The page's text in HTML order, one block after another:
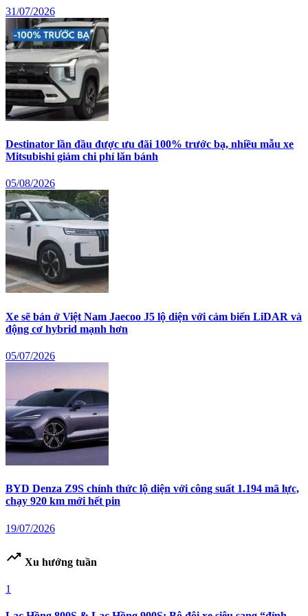
31/07/2026
Destinator lần đầu được ưu đãi 100% trước bạ, nhiều mẫu xe
Mitsubishi giảm chi phí lăn bánh
05/08/2026
Xe sẽ bán ở Việt Nam Jaecoo J5 lộ diện với cảm biến LiDAR và
động cơ hybrid mạnh hơn
05/07/2026
BYD Denza Z9S chính thức lộ diện với công suất 1.194 mã lực,
chạy 920 km mới hết pin
19/07/2026
trending_up Xu hướng tuần
1